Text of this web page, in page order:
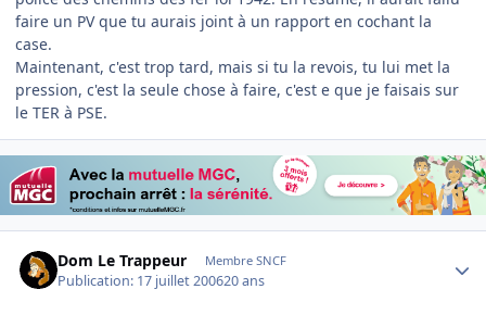
faire un PV que tu aurais joint à un rapport en cochant la
case.
Maintenant, c'est trop tard, mais si tu la revois, tu lui met la
pression, c'est la seule chose à faire, c'est e que je faisais sur
le TER à PSE.
Dom Le Trappeur Membre SNCF
Publication: 17 juillet 200620 ans